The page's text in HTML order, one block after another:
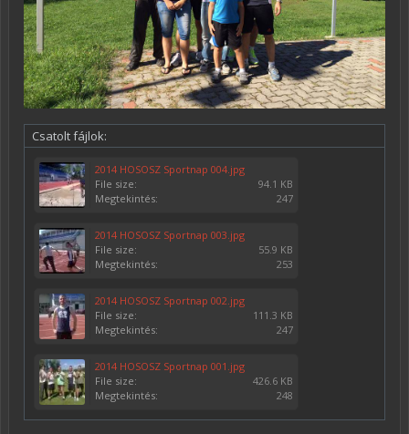
Csatolt fájlok:
2014 HOSOSZ Sportnap 004.jpg
File size:
94.1 KB
Megtekintés:
247
2014 HOSOSZ Sportnap 003.jpg
File size:
55.9 KB
Megtekintés:
253
2014 HOSOSZ Sportnap 002.jpg
File size:
111.3 KB
Megtekintés:
247
2014 HOSOSZ Sportnap 001.jpg
File size:
426.6 KB
Megtekintés:
248